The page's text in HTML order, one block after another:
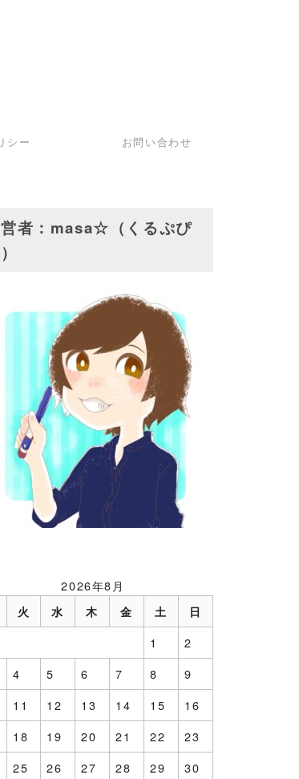
シー お問い合わせ
者：masa☆（くるぷぴ
2026年8月
火 水 木 金 土 日
1
2
4 5 6 7 8
9
11 12 13 14 15
16
18 19 20 21 22
23
25 26 27 28 29
30